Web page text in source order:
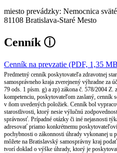
miesto prevádzky: Nemocnica
81108 Bratislava-Staré Mesto
Cenník ⓘ
Cenník na prevzatie (PDF, 1,35
Predmetný cenník poskytovateľa zdravotnej
samosprávneho kraja zverejnený výhradne za
79 ods. 1 písm. g) a zp) zákona č. 578/2004 Z.
kompetenciu, poskytovateľom zaslaný, cenník
v ňom uvedených položiek. Cenník bol
starostlivosti, ktorý nesie výlučnú
správnosť. Prípadné otázky či iné nejasnosti
adresovať priamo konkrétnemu
pochybnosti o zákonnosti úhrady vykonanej u
môžete na Bratislavský samosprávny kraj
tvorí doklad o výške úhrady, ktorý je